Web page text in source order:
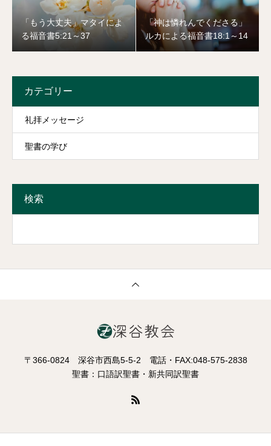
「もう大丈夫」マタイによ
る福音書5:21～37
「神は憐れんでくださる」
ルカによる福音書18:1～14
カテゴリー
礼拝メッセージ
聖書の学び
検索
〒366-0824 深谷市西島5-5-2 電話・FAX:048-575-2838
聖書：口語訳聖書・新共同訳聖書